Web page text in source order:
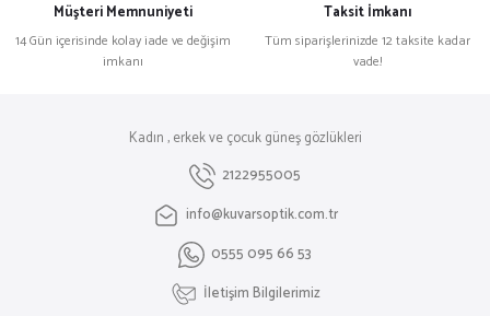
Müşteri Memnuniyeti
14 Gün içerisinde kolay iade ve değişim
imkanı
Taksit İmkanı
Tüm siparişlerinizde 12 taksite kadar
vade!
Kadın , erkek ve çocuk güneş gözlükleri
2122955005
info@kuvarsoptik.com.tr
0555 095 66 53
İletişim Bilgilerimiz